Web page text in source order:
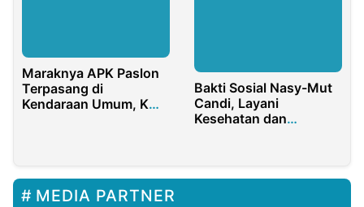
Maraknya APK Paslon
Terpasang di
Kendaraan Umum, KMP
Bakti Sosial Nasy-Mut
Candi, Layani
Kesehatan dan
MEDIA PARTNER